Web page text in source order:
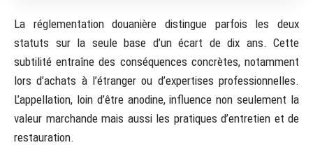
La réglementation douanière distingue parfois les deux
statuts sur la seule base d’un écart de dix ans. Cette
subtilité entraîne des conséquences concrètes, notamment
lors d’achats à l’étranger ou d’expertises professionnelles.
L’appellation, loin d’être anodine, influence non seulement la
valeur marchande mais aussi les pratiques d’entretien et de
restauration.